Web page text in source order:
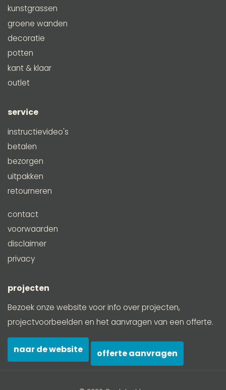
kunstgrassen
groene wanden
decoratie
potten
kant & klaar
outlet
service
instructievideo's
betalen
bezorgen
uitpakken
retourneren
contact
voorwaarden
disclaimer
privacy
projecten
Bezoek onze website voor info over projecten,
projectvoorbeelden en het aanvragen van een offerte.
naar de website offerte aanvragen